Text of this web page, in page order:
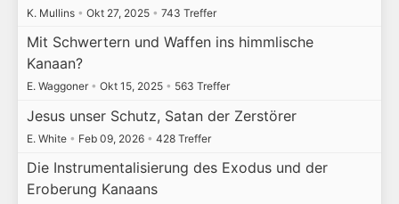
K. Mullins • Okt 27, 2025 • 743 Treffer
Mit Schwertern und Waffen ins himmlische
Kanaan?
E. Waggoner • Okt 15, 2025 • 563 Treffer
Jesus unser Schutz, Satan der Zerstörer
E. White • Feb 09, 2026 • 428 Treffer
Die Instrumentalisierung des Exodus und der
Eroberung Kanaans